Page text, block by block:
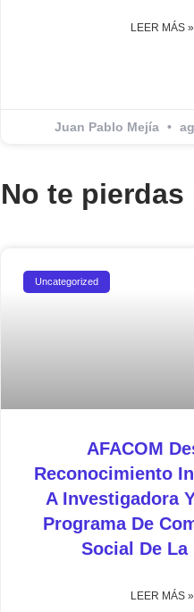
LEER MÁS »
Juan Pablo Mejía
No te
Uncategorized
AFACOM
Reconocimiento
A Investigadora
Programa De
Social De La
LEER MÁS »